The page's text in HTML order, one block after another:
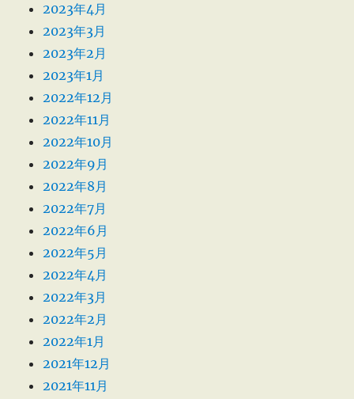
2023年4月
2023年3月
2023年2月
2023年1月
2022年12月
2022年11月
2022年10月
2022年9月
2022年8月
2022年7月
2022年6月
2022年5月
2022年4月
2022年3月
2022年2月
2022年1月
2021年12月
2021年11月